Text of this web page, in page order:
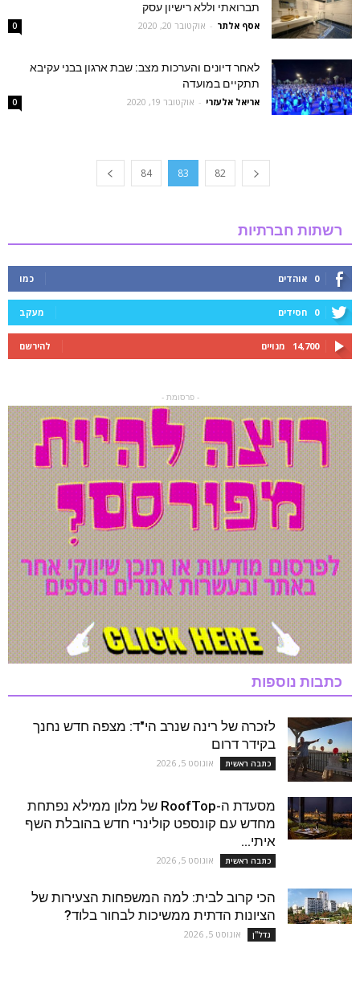
תברואתי וללא רישיון עסק
אסף אלתר - אוקטובר 20, 2020 0
לאחר דיונים והערכות מצב: שבת ארגון בבני עקיבא
תתקיים במועדה
אריאל אלעזרי - אוקטובר 19, 2020 0
82
83
84
רשתות חברתיות
0 אוהדים כמו
0 חסידים מעקב
14,700 מנויים להירשם
- פרסומת -
כתבות נוספות
לזכרה של רינה שנרב הי"ד: מצפה חדש נחנך
בקידר דרום
כתבה ראשית אוגוסט 5, 2026
מסעדת ה-RoofTop של מלון ממילא נפתחת
מחדש עם קונספט קולינרי חדש בהובלת השף
איתי...
כתבה ראשית אוגוסט 5, 2026
הכי קרוב לבית: למה המשפחות הצעירות של
הציונות הדתית ממשיכות לבחור בלוד?
נדל''ן אוגוסט 5, 2026